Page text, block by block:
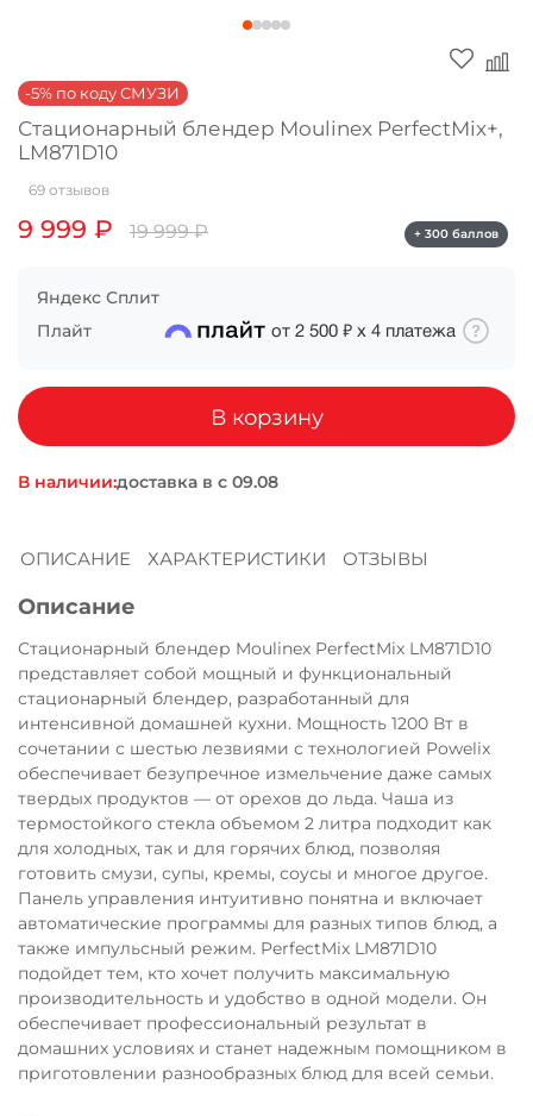
-5% по коду СМУЗИ
Стационарный блендер Moulinex PerfectMix+,
LM871D10
69 отзывов
9 999 ₽ 19 999 ₽ + 300 баллов
В корзину
Яндекс Сплит
Плайт
от 2 500 ₽ х 4 платежа
В наличии:доставка в
ОПИСАНИЕ ХАРАКТЕРИСТИКИ ОТЗЫВЫ
Описание
Стационарный блендер Moulinex PerfectMix LM871D10
представляет собой мощный и функциональный
стационарный блендер, разработанный для
интенсивной домашней кухни. Мощность 1200 Вт в
сочетании с шестью лезвиями с технологией Powelix
обеспечивает безупречное измельчение даже самых
твердых продуктов — от орехов до льда. Чаша из
термостойкого стекла объемом 2 литра подходит как
для холодных, так и для горячих блюд, позволяя
готовить смузи, супы, кремы, соусы и многое другое.
Панель управления интуитивно понятна и включает
автоматические программы для разных типов блюд, а
также импульсный режим. PerfectMix LM871D10
подойдет тем, кто хочет получить максимальную
производительность и удобство в одной модели. Он
обеспечивает профессиональный результат в
домашних условиях и станет надежным помощником в
приготовлении разнообразных блюд для всей семьи.
% картой
любого банка
Получайте товар
выбранный способом
списываться
каждые 2 недели
раз в 2 недели
Остались вопросы?